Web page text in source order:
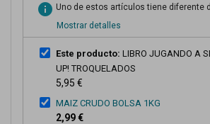
info Uno de estos artículos tiene diferente
Mostrar detalles
Este producto: LIBRO JUGANDO A
UP! TROQUELADOS
5,95 €
MAIZ CRUDO BOLSA 1KG
2,99 €